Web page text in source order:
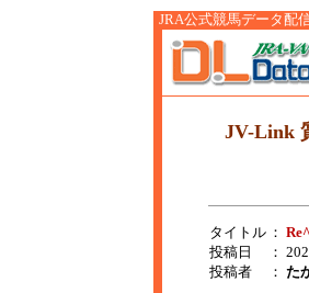
JRA公式競馬データ配
JV-Link
タイトル ：
投稿日
：
投稿者
： た